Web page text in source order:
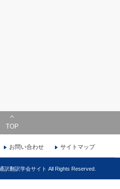
TOP
お問い合わせ サイトマップ
訳翻訳学会サイト All Rights Reserved.